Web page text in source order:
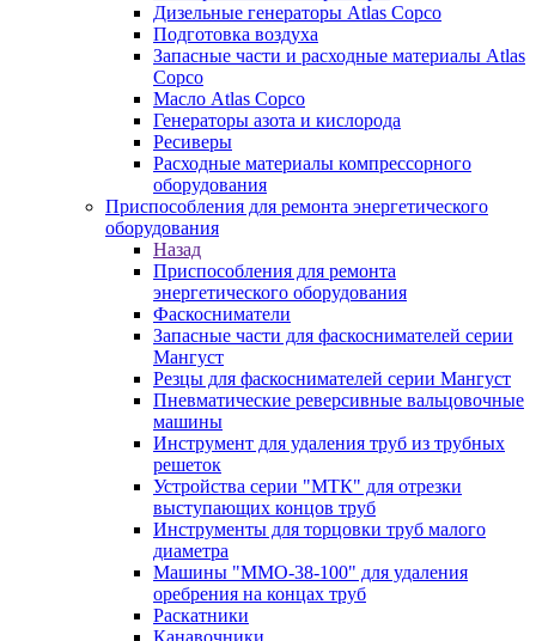
Дизельные генераторы Atlas Copco
Подготовка воздуха
Запасные части и расходные материалы Atlas
Copco
Масло Atlas Copco
Генераторы азота и кислорода
Ресиверы
Расходные материалы компрессорного
оборудования
Приспособления для ремонта энергетического
оборудования
Назад
Приспособления для ремонта
энергетического оборудования
Фаскосниматели
Запасные части для фаскоснимателей серии
Мангуст
Резцы для фаскоснимателей серии Мангуст
Пневматические реверсивные вальцовочные
машины
Инструмент для удаления труб из трубных
решеток
Устройства серии "МТК" для отрезки
выступающих концов труб
Инструменты для торцовки труб малого
диаметра
Машины "ММО-38-100" для удаления
оребрения на концах труб
Раскатники
Канавочники